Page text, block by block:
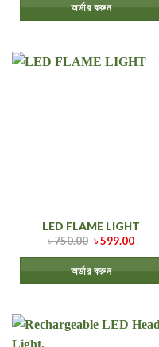
অর্ডার করুন
LED FLAME LIGHT
৳750.00 ৳599.00
অর্ডার করুন